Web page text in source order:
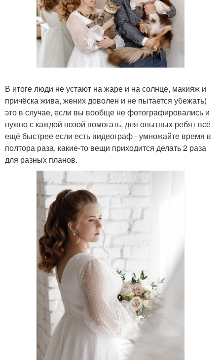
В итоге люди не устают на жаре и на солнце, макияж и
причёска жива, жених доволен и не пытается убежать)
это в случае, если вы вообще не фотографировались и
нужно с каждой позой помогать, для опытных ребят всё
ещё быстрее если есть видеограф - умножайте время в
полтора раза, какие-то вещи приходится делать 2 раза
для разных планов.